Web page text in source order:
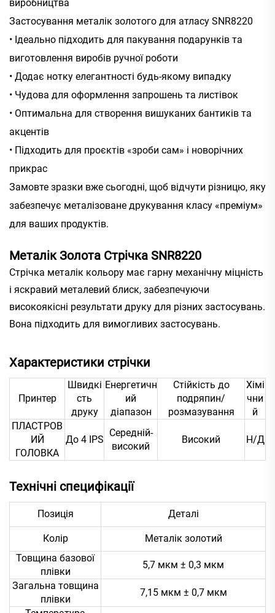
виробництва
Застосування металік золотого для атласу SNR8220
• Ідеально підходить для пакування подарунків та
виготовлення виробів ручної роботи
• Додає нотку елегантності будь-якому випадку
• Чудова для оформлення запрошень та листівок
• Оптимальна для створення вишуканих бантиків та
акцентів
• Підходить для проєктів «зроби сам» і новорічних
прикрас
Замовте зразки вже сьогодні, щоб відчути різницю, яку
забезпечує металізоване друкування класу «преміум»
для ваших продуктів.
Металік Золота Стрічка SNR8220
Стрічка металік кольору має гарну механічну міцність
і яскравий металевий блиск, забезпечуючи
високоякісні результати друку для різних застосувань.
Вона підходить для вимогливих застосувань.
Характеристики стрічки
Принтер
Швидкі
сть
друку
Енергетичн
ий
діапазон
Стійкість до
подряпин/
розмазування
Хімі
чни
й
ПЛАСТРОВ
ИЙ
ГОЛОВКА
До 4 IPS
Середній-
високий
Високий Н/Д
Технічні специфікації
Позиція Деталі
Колір
Металік золотий
Товщина базової
плівки
5,7 мкм ± 0,3 мкм
Загальна товщина
плівки
7,15 мкм ± 0,7 мкм